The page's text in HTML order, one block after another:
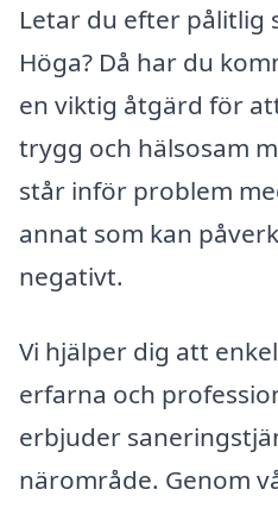
Letar du efter pålitlig
Höga? Då har du
en viktig åtgärd för
trygg och hälsosam
står inför problem
annat som kan
negativt.
Vi hjälper dig att
erfarna och
erbjuder
närområde. Genom